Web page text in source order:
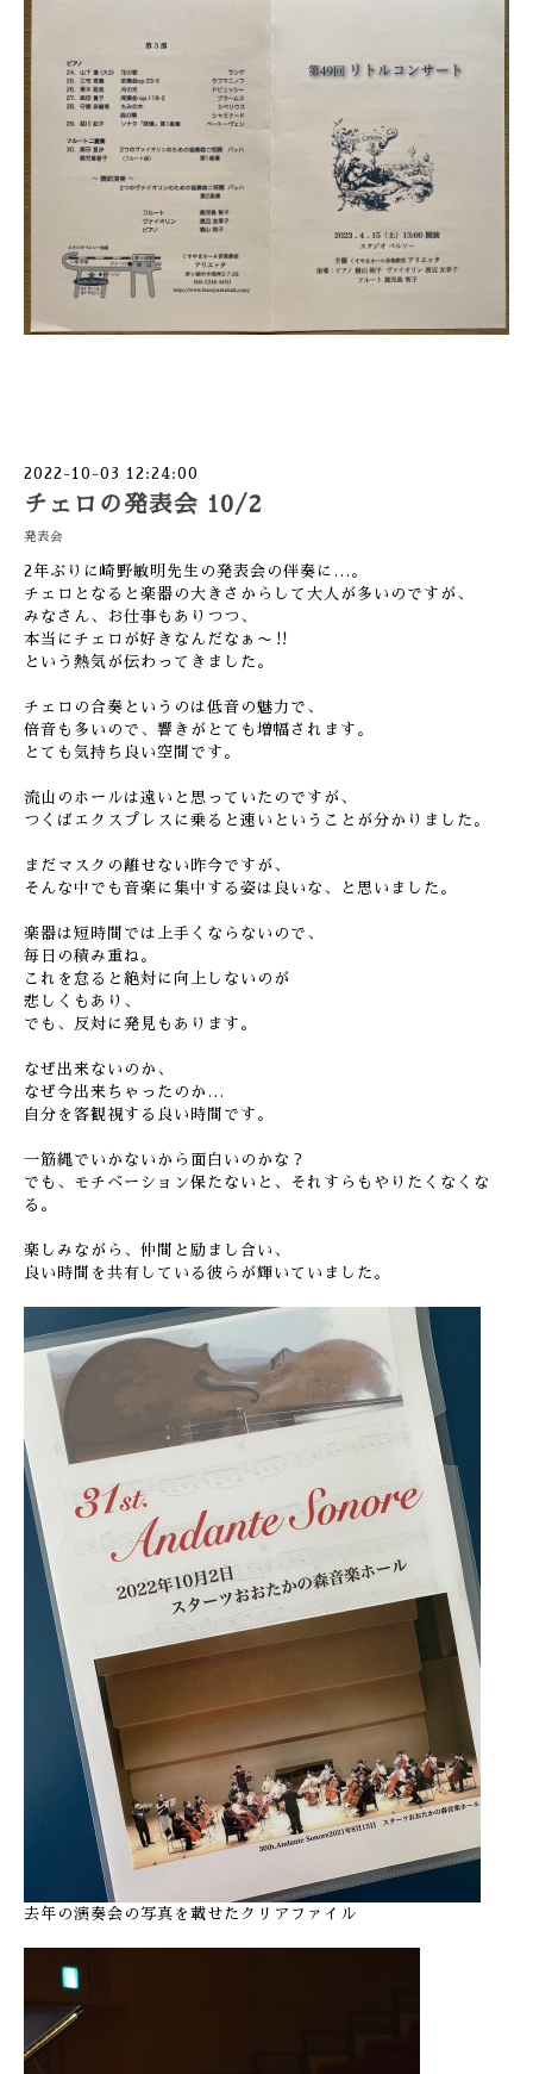
2022-10-03 12:24:00
チェロの発表会 10/2
発表会
2年ぶりに崎野敏明先生の発表会の伴奏に…。
チェロとなると楽器の大きさからして大人が多いのですが、
みなさん、お仕事もありつつ、
本当にチェロが好きなんだなぁ〜‼︎
という熱気が伝わってきました。
チェロの合奏というのは低音の魅力で、
倍音も多いので、響きがとても増幅されます。
とても気持ち良い空間です。
流山のホールは遠いと思っていたのですが、
つくばエクスプレスに乗ると速いということが分かりました。
まだマスクの離せない昨今ですが、
そんな中でも音楽に集中する姿は良いな、と思いました。
楽器は短時間では上手くならないので、
毎日の積み重ね。
これを怠ると絶対に向上しないのが
悲しくもあり、
でも、反対に発見もあります。
なぜ出来ないのか、
なぜ今出来ちゃったのか…
自分を客観視する良い時間です。
一筋縄でいかないから面白いのかな？
でも、モチベーション保たないと、それすらもやりたくなくな
る。
楽しみながら、仲間と励まし合い、
良い時間を共有している彼らが輝いていました。
去年の演奏会の写真を載せたクリアファイル